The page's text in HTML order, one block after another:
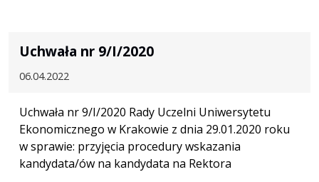
Uchwała nr 9/I/2020
06.04.2022
Uchwała nr 9/I/2020 Rady Uczelni Uniwersytetu
Ekonomicznego w Krakowie z dnia 29.01.2020 roku
w sprawie: przyjęcia procedury wskazania
kandydata/ów na kandydata na Rektora